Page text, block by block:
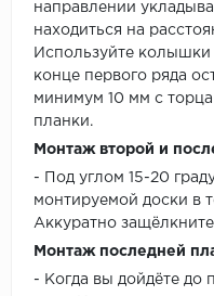
направлении
находиться на
Используйте колышки
конце первого ряда
минимум 10 мм с
планки.
Монтаж второй и
- Под углом 15-20
монтируемой доски в
Аккуратно
Монтаж последней
- Когда вы дойдёте до